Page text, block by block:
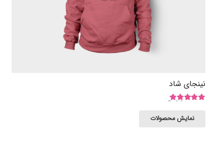
نینجای شاد
5.00
نمایش محصولات